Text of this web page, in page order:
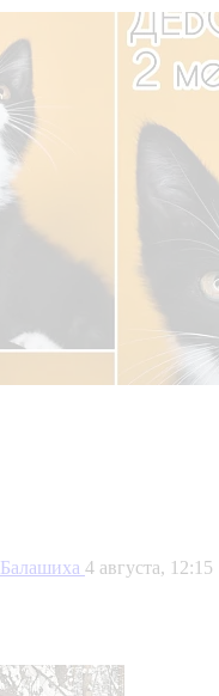
Балашиха 4 августа, 12:15